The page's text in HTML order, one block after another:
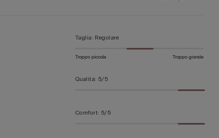
Taglia: Regolare
Troppo piccola Troppo grande
Qualità: 5/5
Comfort: 5/5